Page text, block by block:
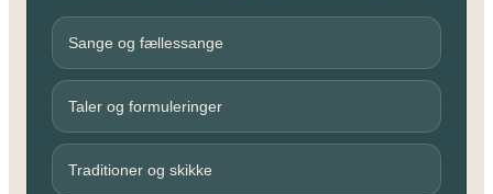
Sange og fællessange
Taler og formuleringer
Traditioner og skikke